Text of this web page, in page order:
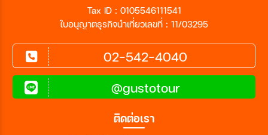
Tax ID : 0105546111541
ใบอนุญาตธุรกิจนำเที่ยวเลขที่ : 11/03295
02-542-4040
@gustotour
ติดต่อเรา